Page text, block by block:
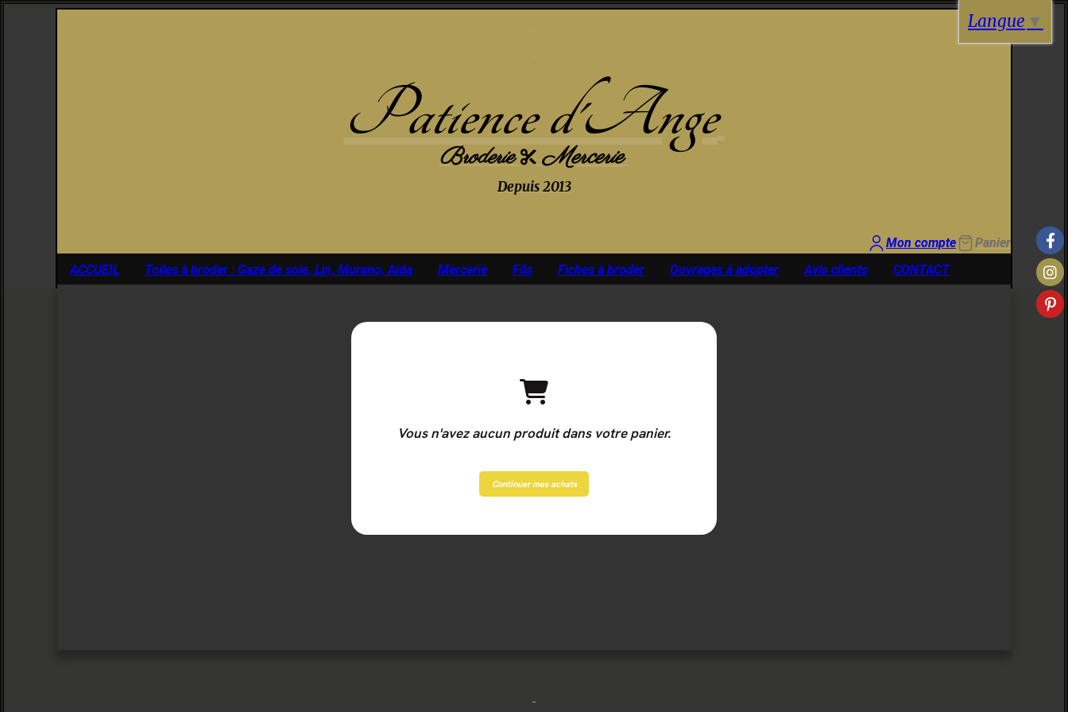
Patience d'Ange
Broderie  Mercerie
Depuis 2013
Mon compte
Panier
ACCUEIL
Toiles à broder : Gaze de soie, Lin, Murano, Aïda Mercerie Fils Fiches à broder Ouvrages à adopter Avis clients CONTACT
Vous n'avez aucun produit dans votre panier.
Continuer mes achats
Langue ▼
Panneau de gestion des cookies